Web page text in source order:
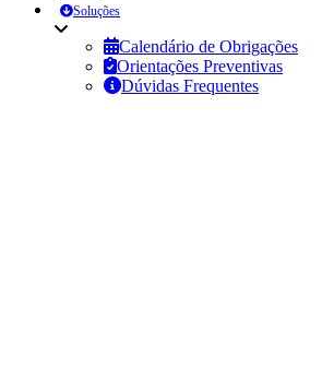
Soluções
Calendário de Obrigações
Orientações Preventivas
Dúvidas Frequentes